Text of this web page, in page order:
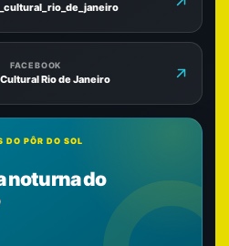
FACEBOOK
Rio de Janeiro
DO PÔR DO SOL
noturna do